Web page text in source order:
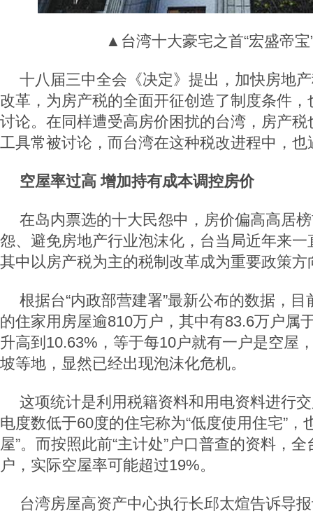
▲台湾十大豪宅之首“宏盛帝宝
十八届三中全会《决定》提出，加快房地
改革，为房产税的全面开征创造了制度条件
讨论。在同样遭受高房价困扰的台湾，房产
工具常被讨论，而台湾在这种税改进程中，
空屋率过高 增加持有成本调控房价
在岛内票选的十大民怨中，房价偏高高居
怨、避免房地产行业泡沫化，台当局近年来
其中以房产税为主的税制改革成为重要政策方
根据台“内政部营建署”最新公布的数据，
的住家用房屋逾810万户，其中有83.6万户属
升高到10.63%，等于每10户就有一户是空屋
坡等地，显然已经出现泡沫化危机。
这项统计是利用税籍资料和用电资料进行
电度数低于60度的住宅称为“低度使用住宅”，
屋”。而按照此前“主计处”户口普查的资料，
户，实际空屋率可能超过19%。
台湾房屋高资产中心执行长邱太煊告诉导